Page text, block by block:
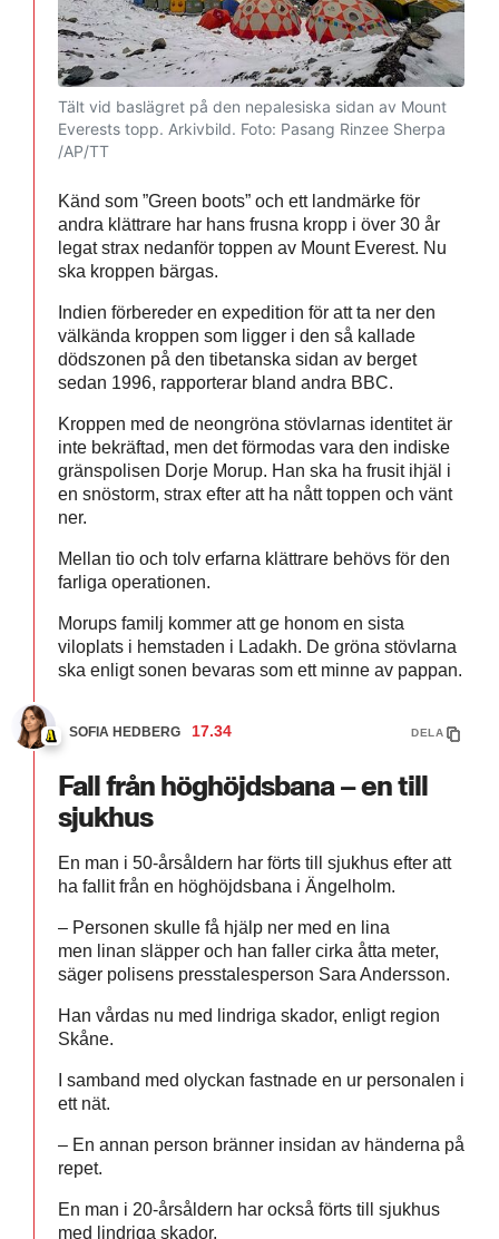
Tält vid baslägret på den nepalesiska sidan av Mount
Everests topp. Arkivbild. Foto: Pasang Rinzee Sherpa
/AP/TT
Känd som ”Green boots” och ett landmärke för
andra klättrare har hans frusna kropp i över 30 år
legat strax nedanför toppen av Mount Everest. Nu
ska kroppen bärgas.
Indien förbereder en expedition för att ta ner den
välkända kroppen som ligger i den så kallade
dödszonen på den tibetanska sidan av berget
sedan 1996, rapporterar bland andra BBC.
Kroppen med de neongröna stövlarnas identitet är
inte bekräftad, men det förmodas vara den indiske
gränspolisen Dorje Morup. Han ska ha frusit ihjäl i
en snöstorm, strax efter att ha nått toppen och vänt
ner.
Mellan tio och tolv erfarna klättrare behövs för den
farliga operationen.
Morups familj kommer att ge honom en sista
viloplats i hemstaden i Ladakh. De gröna stövlarna
ska enligt sonen bevaras som ett minne av pappan.
SOFIA HEDBERG 17.34 DELA
Fall från höghöjdsbana – en till
sjukhus
En man i 50-årsåldern har förts till sjukhus efter att
ha fallit från en höghöjdsbana i Ängelholm.
– Personen skulle få hjälp ner med en lina
men linan släpper och han faller cirka åtta meter,
säger polisens presstalesperson Sara Andersson.
Han vårdas nu med lindriga skador, enligt region
Skåne.
I samband med olyckan fastnade en ur personalen i
ett nät.
– En annan person bränner insidan av händerna på
repet.
En man i 20-årsåldern har också förts till sjukhus
med lindriga skador.